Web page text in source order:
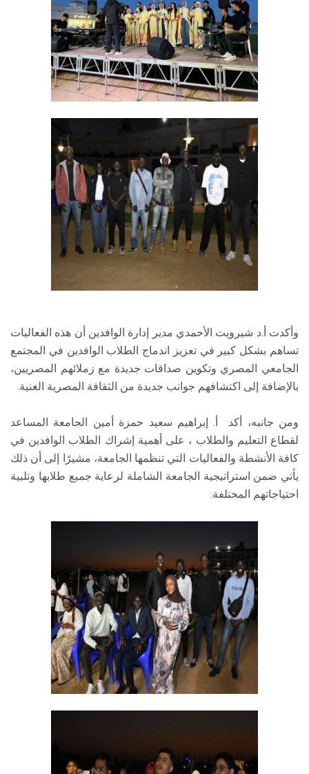
وأكدت أ.د شيرويت الأحمدي مدير إدارة الوافدين أن هذه الفعاليات
تساهم بشكل كبير في تعزيز اندماج الطلاب الوافدين في المجتمع
الجامعي المصري وتكوين صداقات جديدة مع زملائهم المصريين،
بالإضافة إلى اكتشافهم جوانب جديدة من الثقافة المصرية الغنية.
ومن جانبه، أكد أ. إبراهيم سعيد حمزة أمين الجامعة المساعد
لقطاع التعليم والطلاب ، على أهمية إشراك الطلاب الوافدين في
كافة الأنشطة والفعاليات التي تنظمها الجامعة، مشيرًا إلى أن ذلك
يأتي ضمن استراتيجية الجامعة الشاملة لرعاية جميع طلابها وتلبية
احتياجاتهم المختلفة.